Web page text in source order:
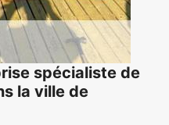
spécialiste de
la ville de